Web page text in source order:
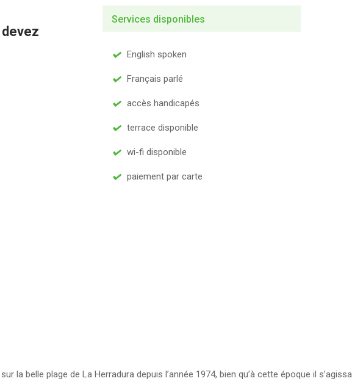
Services disponibles
English spoken
Français parlé
accès handicapés
terrace disponible
wi-fi disponible
paiement par carte
la belle plage de La Herradura depuis l’année 1974, bien qu’à cette époque il